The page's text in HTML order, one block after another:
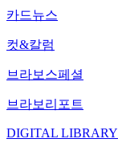
카드뉴스
컷&칼럼
브라보스페셜
브라보리포트
DIGITAL LIBRARY